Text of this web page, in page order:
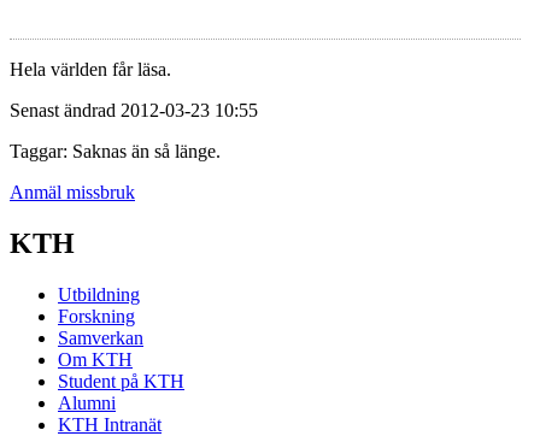
Hela världen får läsa.
Senast ändrad 2012-03-23 10:55
Taggar: Saknas än så länge.
Anmäl missbruk
KTH
Utbildning
Forskning
Samverkan
Om KTH
Student på KTH
Alumni
KTH Intranät